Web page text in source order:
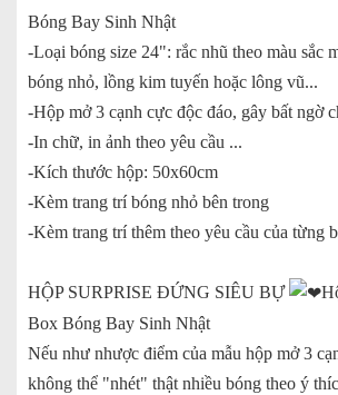
Bóng Bay Sinh Nhật
-Loại bóng size 24": rắc nhũ theo màu sắc
bóng nhỏ, lồng kim tuyến hoặc lông vũ...
-Hộp mở 3 cạnh cực độc đáo, gây bất ngờ
-In chữ, in ảnh theo yêu cầu ...
-Kích thước hộp: 50x60cm
-Kèm trang trí bóng nhỏ bên trong
-Kèm trang trí thêm theo yêu cầu của từng
HỘP SURPRISE ĐỨNG SIÊU BỰ
Box Bóng Bay Sinh Nhật
Nếu như nhược điểm của mẫu hộp mở 3
không thể "nhét" thật nhiều bóng theo ý